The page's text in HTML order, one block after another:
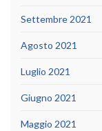
Settembre 2021
Agosto 2021
Luglio 2021
Giugno 2021
Maggio 2021